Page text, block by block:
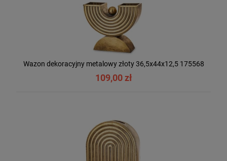
Wazon dekoracyjny metalowy złoty 36,5x44x12,5 175568
109,00 zł